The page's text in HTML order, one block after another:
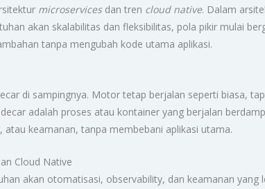
microservicesdan tren cloud native. Dalam
akan skalabilitas dan fleksibilitas, pola pikir mulai
tanpa mengubah kode utama aplikasi.
di sampingnya. Motor tetap berjalan seperti biasa,
adalah proses atau kontainer yang berjalan
keamanan, tanpa membebani aplikasi utama.
Cloud Native
akan otomatisasi, observability, dan keamanan yang